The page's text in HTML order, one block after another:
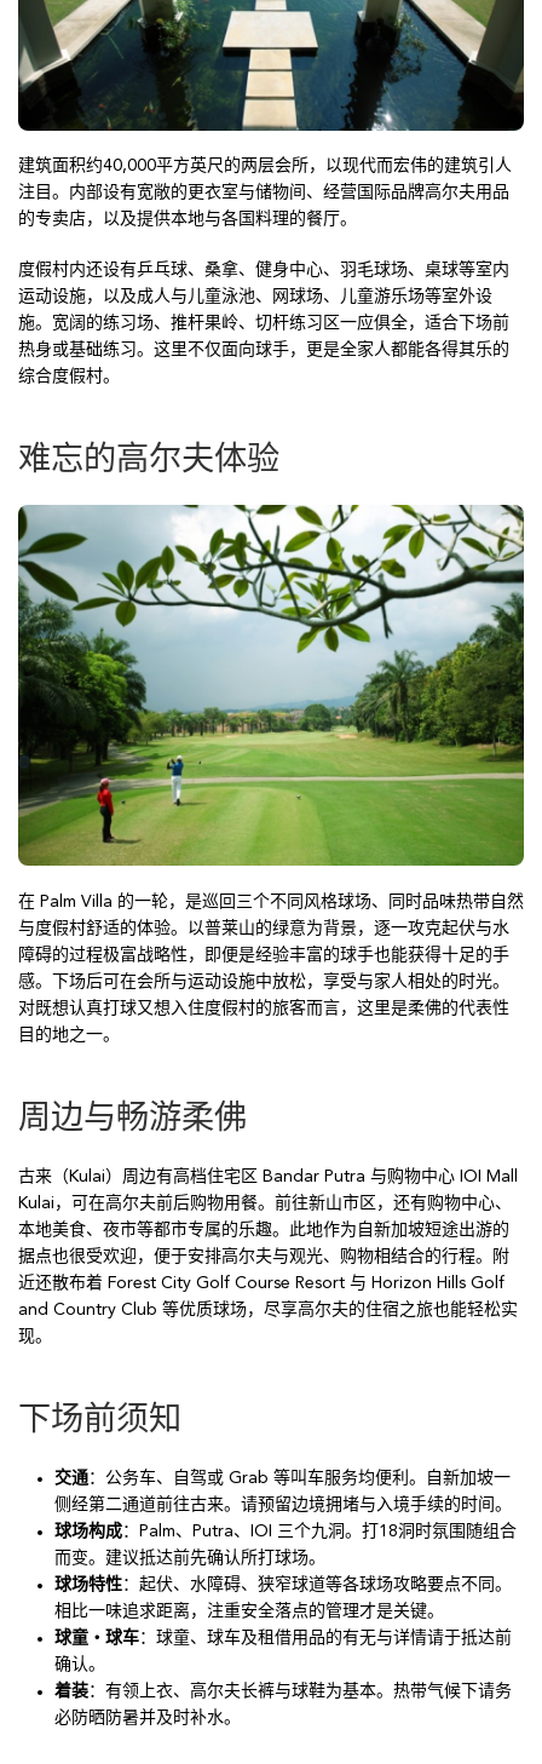
建筑面积约40,000平方英尺的两层会所，以现代而宏伟的建筑引人
注目。内部设有宽敞的更衣室与储物间、经营国际品牌高尔夫用品
的专卖店，以及提供本地与各国料理的餐厅。
度假村内还设有乒乓球、桑拿、健身中心、羽毛球场、桌球等室内
运动设施，以及成人与儿童泳池、网球场、儿童游乐场等室外设
施。宽阔的练习场、推杆果岭、切杆练习区一应俱全，适合下场前
热身或基础练习。这里不仅面向球手，更是全家人都能各得其乐的
综合度假村。
难忘的高尔夫体验
在 Palm Villa 的一轮，是巡回三个不同风格球场、同时品味热带自然
与度假村舒适的体验。以普莱山的绿意为背景，逐一攻克起伏与水
障碍的过程极富战略性，即便是经验丰富的球手也能获得十足的手
感。下场后可在会所与运动设施中放松，享受与家人相处的时光。
对既想认真打球又想入住度假村的旅客而言，这里是柔佛的代表性
目的地之一。
周边与畅游柔佛
古来（Kulai）周边有高档住宅区 Bandar Putra 与购物中心 IOI Mall
Kulai，可在高尔夫前后购物用餐。前往新山市区，还有购物中心、
本地美食、夜市等都市专属的乐趣。此地作为自新加坡短途出游的
据点也很受欢迎，便于安排高尔夫与观光、购物相结合的行程。附
近还散布着 Forest City Golf Course Resort 与 Horizon Hills Golf
and Country Club 等优质球场，尽享高尔夫的住宿之旅也能轻松实
现。
下场前须知
交通：公务车、自驾或 Grab 等叫车服务均便利。自新加坡一
侧经第二通道前往古来。请预留边境拥堵与入境手续的时间。
球场构成：Palm、Putra、IOI 三个九洞。打18洞时氛围随组合
而变。建议抵达前先确认所打球场。
球场特性：起伏、水障碍、狭窄球道等各球场攻略要点不同。
相比一味追求距离，注重安全落点的管理才是关键。
球童・球车：球童、球车及租借用品的有无与详情请于抵达前
确认。
着装：有领上衣、高尔夫长裤与球鞋为基本。热带气候下请务
必防晒防暑并及时补水。